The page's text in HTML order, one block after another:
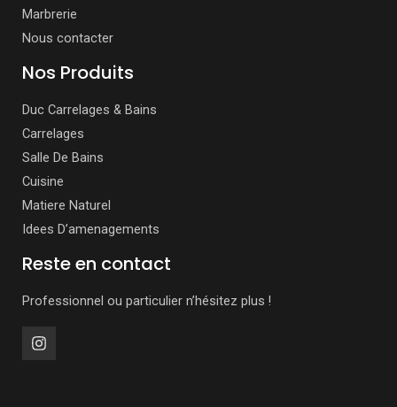
Marbrerie
Nous contacter
Nos Produits
Duc Carrelages & Bains
Carrelages
Salle De Bains
Cuisine
Matiere Naturel
Idees D’amenagements
Reste en contact
Professionnel ou particulier n’hésitez plus !